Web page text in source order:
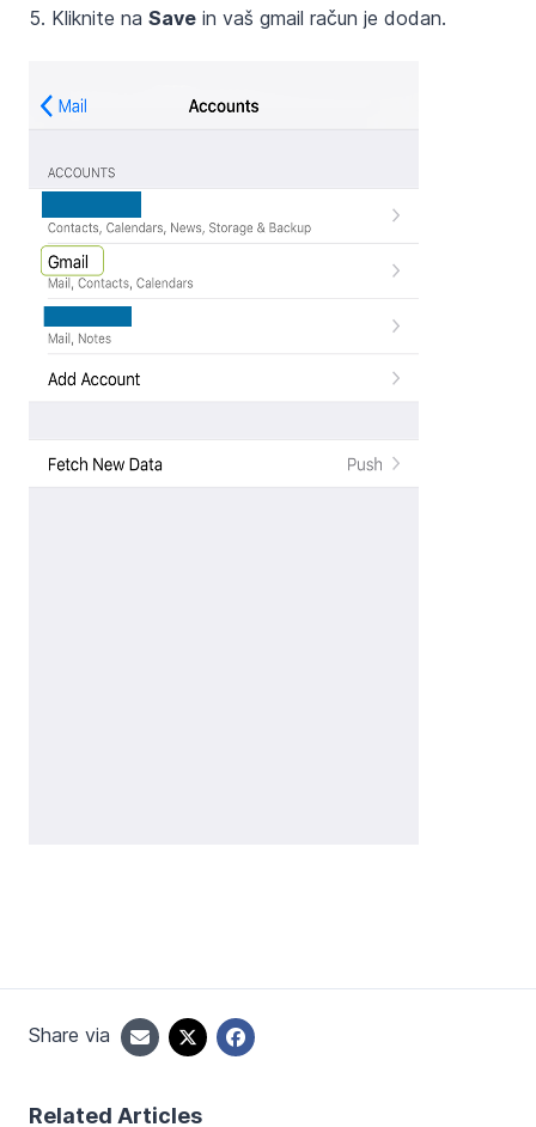
5. Kliknite na Save in vaš gmail račun je dodan.
Share via
Related Articles